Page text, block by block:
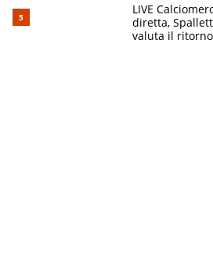
LIVE
diretta,
valuta il